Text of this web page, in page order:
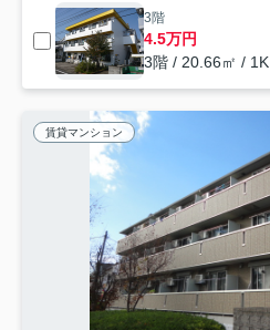
3階
4.5万円
3階 / 20.66㎡ / 1K
賃貸マンション